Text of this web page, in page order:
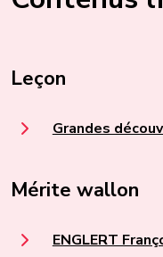
Leçon
Grandes
Mérite wallon
ENGLERT